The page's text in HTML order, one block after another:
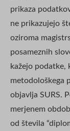
prikaza
ne prikazujejo
oziroma
posameznih
kažejo podatke,
metodološkega
objavlja SURS.
merjenem
od števila